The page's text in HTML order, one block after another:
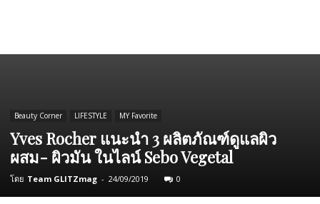
Beauty Corner LIFESTYLE MY Favorite
Yves Rocher แนะนำ 3 ผลิตภัณฑ์ดูแลผิว
ผสม- ผิวมัน ในไลน์ Sebo Vegetal
โดย Team GLITZmag - 24/09/2019 0